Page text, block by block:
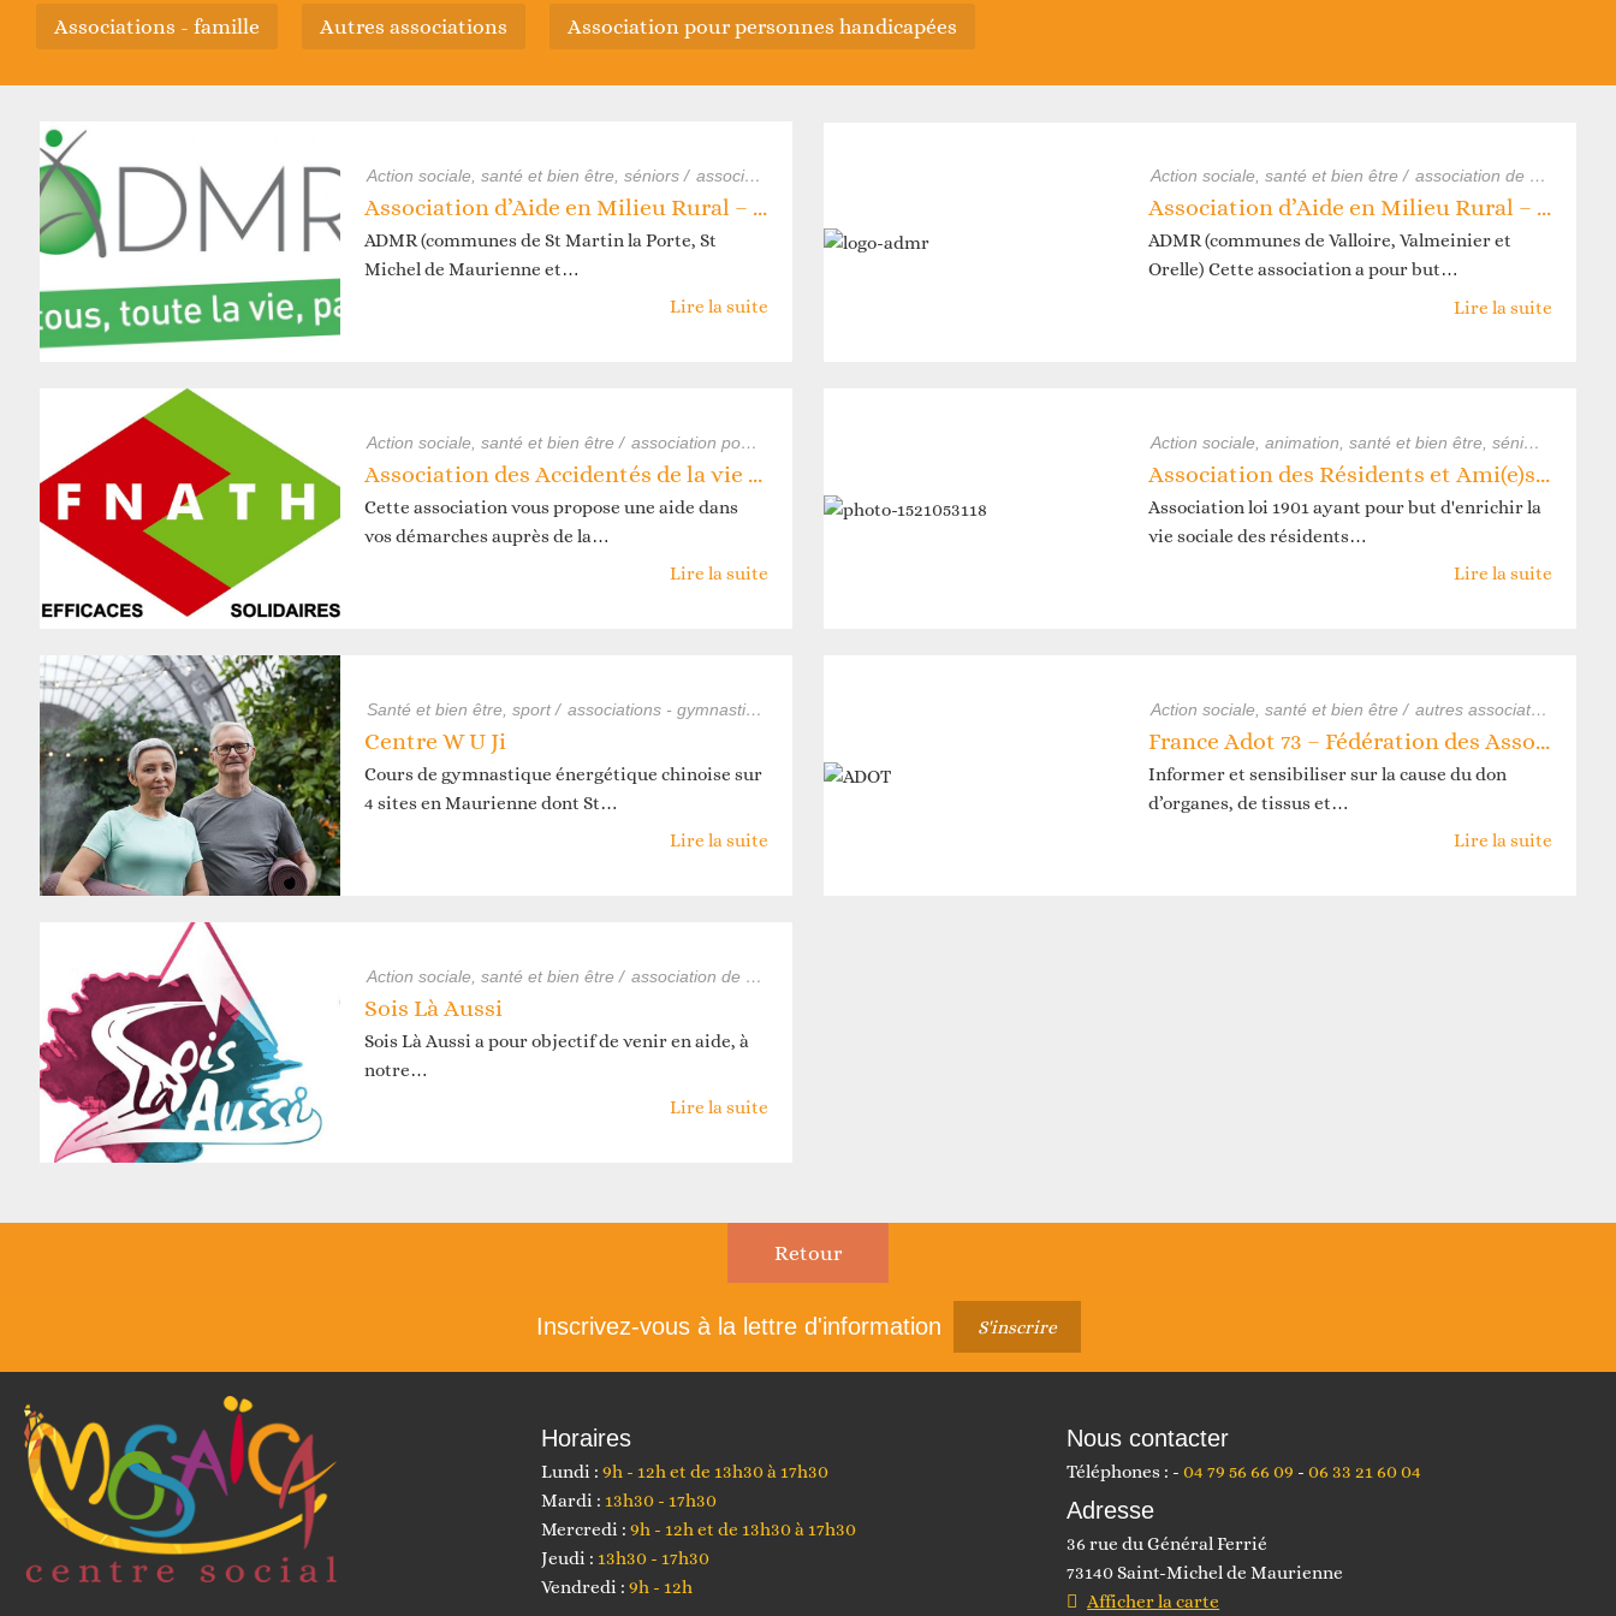
associations - famille autres associations association pour personnes handicapées
action sociale, santé et bien être, séniors / association de seniors associations - solidarité associations - famille
Association d’Aide en Milieu Rural – ADMR (communes de St Michel de Mme St Martin la Porte et St Martin d’Arc)
ADMR (communes de St Martin la Porte, St
Michel de Maurienne et…
Lire la suite
action sociale, santé et bien être / association de seniors
Association d’Aide en Milieu Rural – ADMR (communes de Valloire, Valmeinier et Orelle)
ADMR (communes de Valloire, Valmeinier et
Orelle) Cette association a pour but…
Lire la suite
action sociale, santé et bien être / association pour personnes handicapées
Association des Accidentés de la vie – FNATH
Cette association vous propose une aide dans
vos démarches auprès de la…
Lire la suite
action sociale, animation, santé et bien être, séniors /
Association des Résidents et Ami(e)s de la Provalière
Association loi 1901 ayant pour but d'enrichir la
vie sociale des résidents…
Lire la suite
santé et bien être, sport / associations - gymnastique
Centre W U Ji
Cours de gymnastique énergétique chinoise sur
4 sites en Maurienne dont St…
Lire la suite
action sociale, santé et bien être / autres associations
France Adot 73 – Fédération des Associations pour le Don d’Organes et de Tissus humains
Informer et sensibiliser sur la cause du don
d’organes, de tissus et…
Lire la suite
action sociale, santé et bien être / association de santé, solidarité
Sois Là Aussi
Sois Là Aussi a pour objectif de venir en aide, à
notre…
Lire la suite
Retour
Inscrivez-vous à la lettre d'information S'inscrire
Horaires
Lundi : 9h - 12h et de 13h30 à 17h30
Mardi : 13h30 - 17h30
Mercredi : 9h - 12h et de 13h30 à 17h30
Jeudi : 13h30 - 17h30
Vendredi : 9h - 12h
Nous contacter
Téléphones : 04 79 56 66 09 06 33 21 60 04
Adresse
36 rue du Général Ferrié
73140 Saint-Michel de Maurienne
Afficher la carte